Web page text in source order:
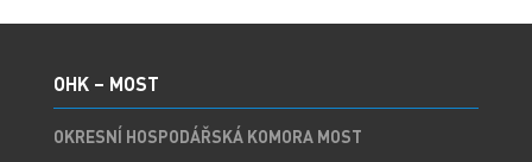
OHK – MOST
OKRESNÍ HOSPODÁŘSKÁ KOMORA MOST